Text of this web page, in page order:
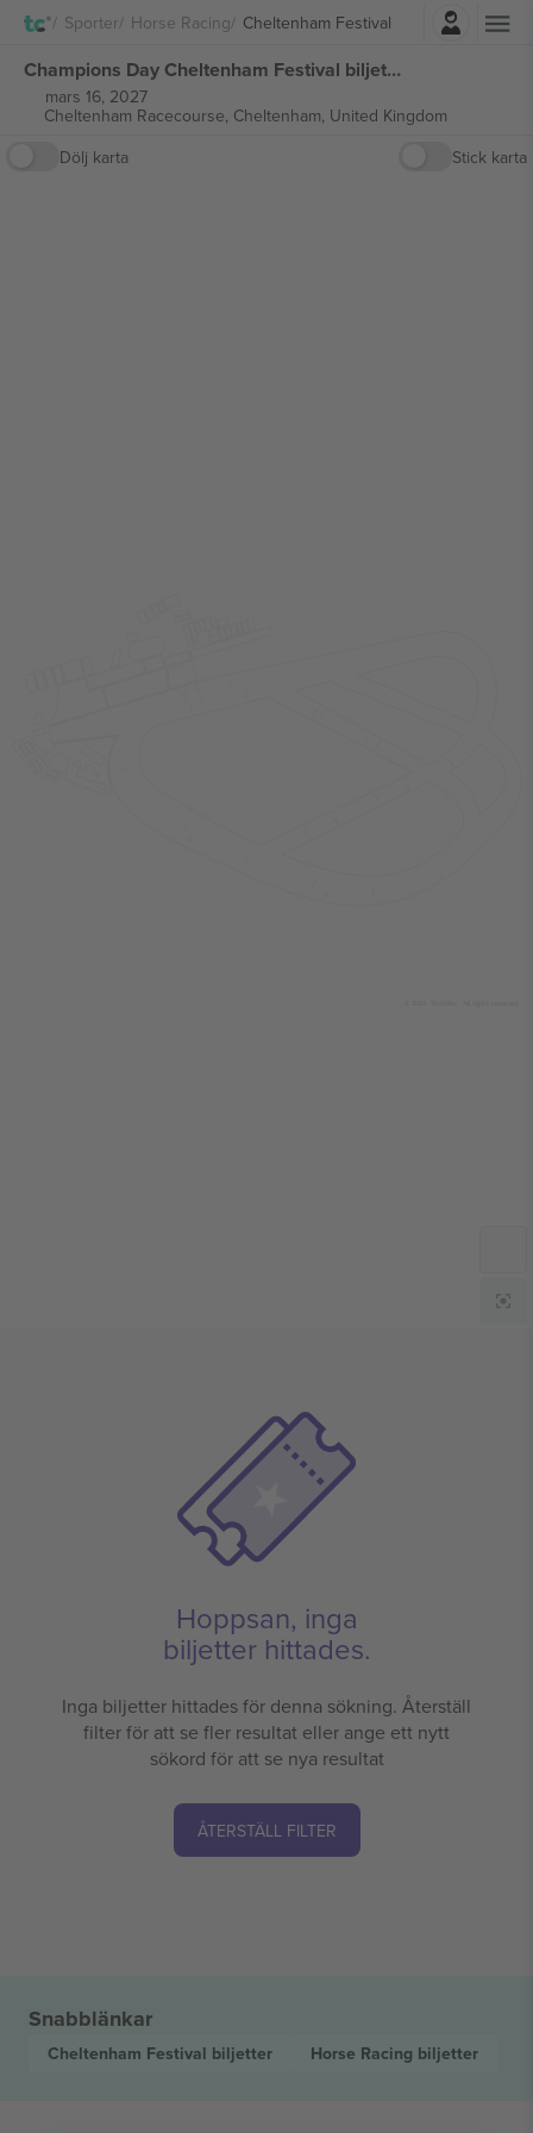
Sporter Horse Racing Cheltenham Festival
Logga in
Champions Day Cheltenham Festival biljetter
mars 16, 2027
Cheltenham Racecourse, Cheltenham, United Kingdom
Dölj karta
Stick karta
Hoppsan, inga
biljetter hittades.
Inga biljetter hittades för denna sökning. Återställ
filter för att se fler resultat eller ange ett nytt
sökord för att se nya resultat
ÅTERSTÄLL FILTER
Snabblänkar
Cheltenham Festival biljetter Horse Racing biljetter